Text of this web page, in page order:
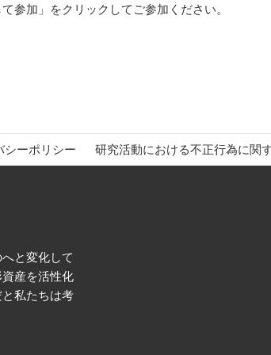
参加」をクリックしてご参加ください。
シーポリシー 研究活動における不正行為に関
と変化して
産を活性化
私たちは考